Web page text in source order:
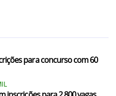
para concurso com 60